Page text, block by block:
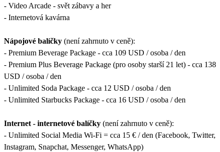
- Video Arcade - svět zábavy a her
- Internetová kavárna
Nápojové balíčky (není zahrnuto v ceně):
- Premium Beverage Package - cca 109 USD / osoba / den
- Premium Plus Beverage Package (pro osoby starší 21 let) - cca 138
USD / osoba / den
- Unlimited Soda Package - cca 12 USD / osoba / den
- Unlimited Starbucks Package - cca 16 USD / osoba / den
Internet - internetové balíčky (není zahrnuto v ceně):
- Unlimited Social Media Wi-Fi = cca 15 € / den (Facebook, Twitter,
Instagram, Snapchat, Messenger, WhatsApp)